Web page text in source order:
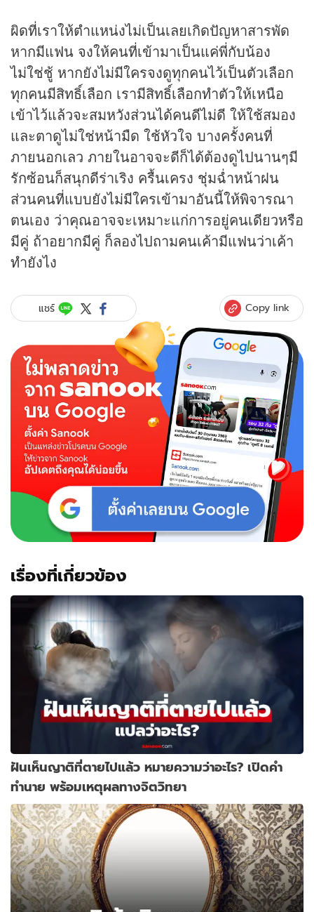
ผิดที่เราให้ตำแหน่งไม่เป็นเลยเกิดปัญหาสารพัด
หากมีแฟน จงให้คนที่เข้ามาเป็นแค่พี่กับน้อง
ไม่ใช่ชู้ หากยังไม่มีใครจงดูทุกคนไว้เป็นตัวเลือก
ทุกคนมีสิทธิ์เลือก เรามีสิทธิ์เลือกทำตัวให้เหนือ
เข้าไว้แล้วจะสมหวังส่วนได้คนดีไม่ดี ให้ใช้สมอง
และตาดูไม่ใช่หน้ามืด ใช้หัวใจ บางครั้งคนที่
ภายนอกเลว ภายในอาจจะดีก็ได้ต้องดูไปนานๆมี
รักซ้อนก็สนุกดีร่าเริง ครื้นเครง ชุ่มฉ่ำหน้าฝน
ส่วนคนที่แบบยังไม่มีใครเข้ามาอันนี้ให้พิจารณา
ตนเอง ว่าคุณอาจจะเหมาะแก่การอยู่คนเดียวหรือ
มีคู่ ถ้าอยากมีคู่ ก็ลองไปถามคนเค้ามีแฟนว่าเค้า
ทำยังไง
แชร์ Copy link
เรื่องที่เกี่ยวข้อง
ฝันเห็นญาติที่ตายไปแล้ว หมายความว่าอะไร? เปิดคำ
ทำนาย พร้อมเหตุผลทางจิตวิทยา